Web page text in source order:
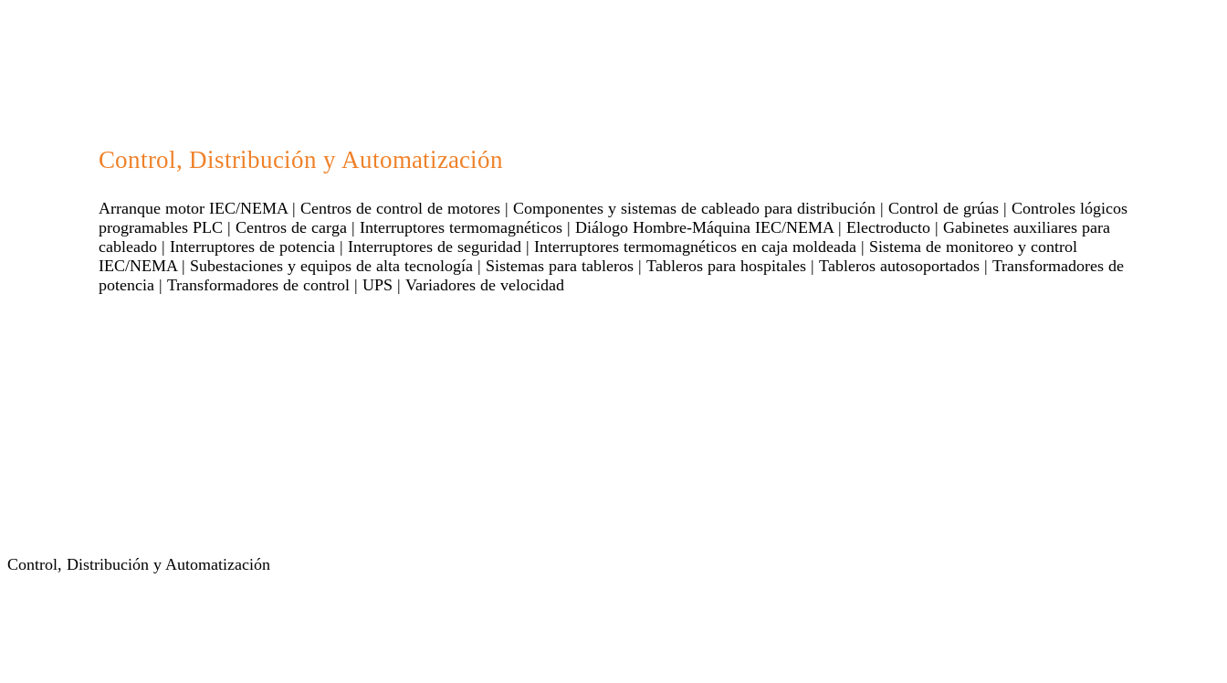
Control, Distribución y Automatización
Arranque motor IEC/NEMA | Centros de control de motores | Componentes y sistemas de cableado para distribución | Control de grúas | Controles lógicos
programables PLC | Centros de carga | Interruptores termomagnéticos | Diálogo Hombre-Máquina IEC/NEMA | Electroducto | Gabinetes auxiliares para
cableado | Interruptores de potencia | Interruptores de seguridad | Interruptores termomagnéticos en caja moldeada | Sistema de monitoreo y control
IEC/NEMA | Subestaciones y equipos de alta tecnología | Sistemas para tableros | Tableros para hospitales | Tableros autosoportados | Transformadores de
potencia | Transformadores de control | UPS | Variadores de velocidad
Control, Distribución y Automatización